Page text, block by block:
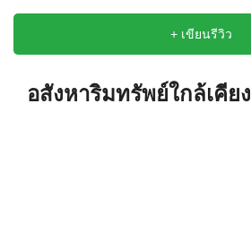
+ เขียนรีวิว
อสังหาริมทรัพย์ใกล้เคียง